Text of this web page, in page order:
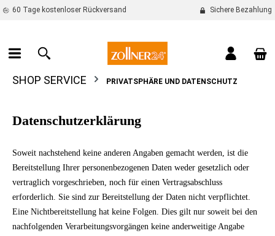
springen
60 Tage kostenloser Rückversand Sichere Bezahlung
SHOP SERVICE PRIVATSPHÄRE UND DATENSCHUTZ
Datenschutzerklärung
Soweit nachstehend keine anderen Angaben gemacht werden, ist die
Bereitstellung Ihrer personenbezogenen Daten weder gesetzlich oder
vertraglich vorgeschrieben, noch für einen Vertragsabschluss
erforderlich. Sie sind zur Bereitstellung der Daten nicht verpflichtet.
Eine Nichtbereitstellung hat keine Folgen. Dies gilt nur soweit bei den
nachfolgenden Verarbeitungsvorgängen keine anderweitige Angabe